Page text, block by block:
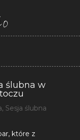
ślubna w
, Sesja ślubna
które z